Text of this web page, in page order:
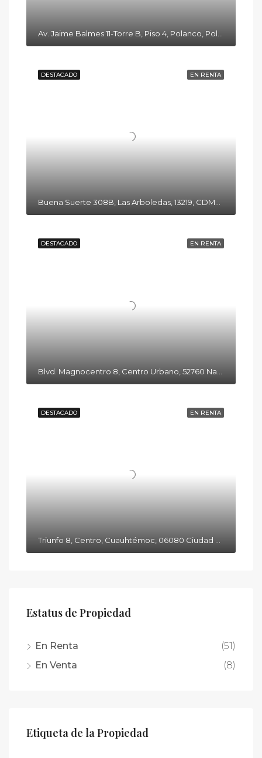
EN RENTA
DESTACADO
EN RENTA
DESTACADO
EN RENTA
DESTACADO
Estatus de Propiedad
En Renta
(51)
En Venta
(8)
Etiqueta de la Propiedad